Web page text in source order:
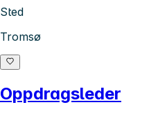
Sted
Tromsø
Oppdragsleder